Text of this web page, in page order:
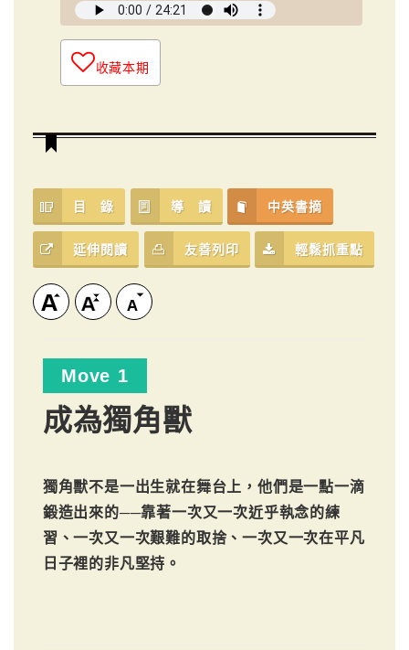
收藏本期
目 錄 導 讀 中英書摘
延伸閱讀 友善列印 輕鬆抓重點
Move 1
成為獨角獸
獨角獸不是一出生就在舞台上，他們是一點一滴
鍛造出來的──靠著一次又一次近乎執念的練
習、一次又一次艱難的取捨、一次又一次在平凡
日子裡的非凡堅持。